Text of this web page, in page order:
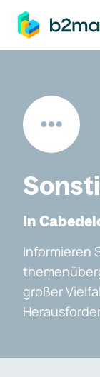
In
Informieren
großer